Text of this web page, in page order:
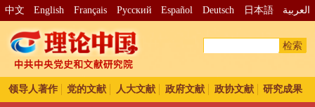
中文 English Français Pусский Español Deutsch 日本語 العربية
检索
领导人著作 党的文献 人大文献 政府文献 政协文献 研究成果